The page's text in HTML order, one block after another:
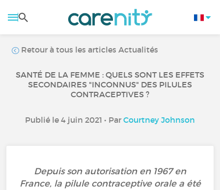
Retour à tous les articles Actualités
SANTÉ DE LA FEMME : QUELS SONT LES EFFETS
SECONDAIRES "INCONNUS" DES PILULES
CONTRACEPTIVES ?
Publié le 4 juin 2021 • Par Courtney Johnson
Depuis son autorisation en 1967 en
France, la pilule contraceptive orale a été